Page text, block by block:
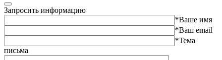
Запросить информацию
*Ваше имя
*Ваш email
*Тема
письма